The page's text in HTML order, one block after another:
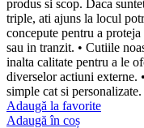
produs si scop. Daca
triple, ati ajuns la locul
concepute pentru a
sau in tranzit. • Cutiile
inalta calitate pentru a le
diverselor actiuni externe.
simple cat si personalizate.
Adaugă la favorite
Adaugă în coș